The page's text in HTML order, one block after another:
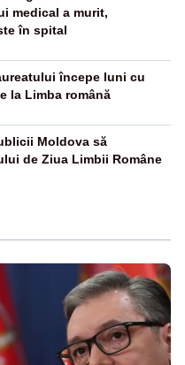
medical a murit,
în spital
începe luni cu
la Limba română
Moldova să
de Ziua Limbii Române